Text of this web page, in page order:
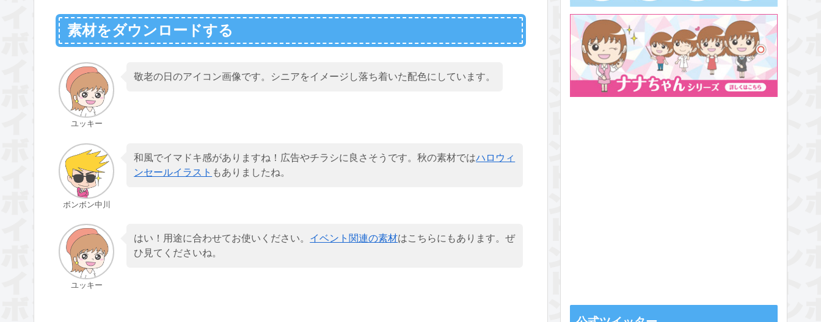
素材をダウンロードする
ユッキー
敬老の日のアイコン画像です。シニアをイメージし落ち着いた配色にしています。
ボンボン中川
和風でイマドキ感がありますね！広告やチラシに良さそうです。秋の素材ではハロウィ
ンセールイラスト もありましたね。
ユッキー
はい！用途に合わせてお使いください。 イベント関連の素材はこちらにもあります。ぜ
ひ見てくださいね。